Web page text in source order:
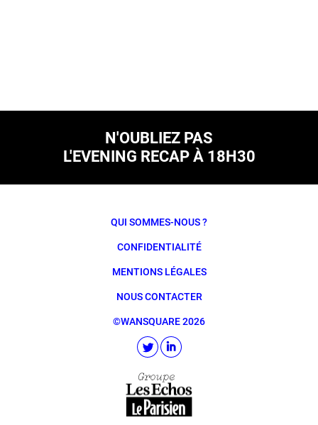
N'OUBLIEZ PAS
L'EVENING RECAP À 18H30
QUI SOMMES-NOUS ?
CONFIDENTIALITÉ
MENTIONS LÉGALES
NOUS CONTACTER
©WANSQUARE 2026